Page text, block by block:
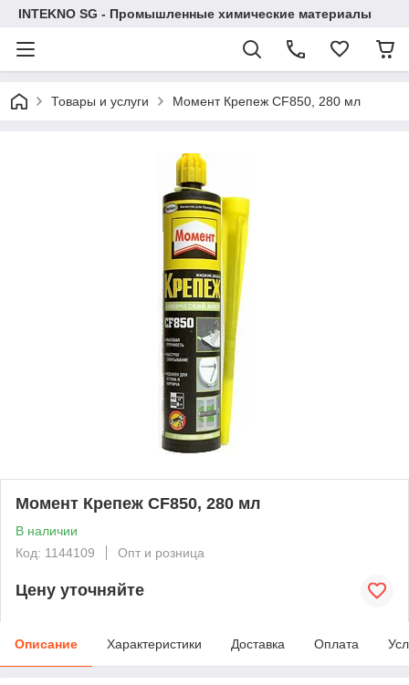
INTEKNO SG - Промышленные химические материалы
Товары и услуги Момент Крепеж CF850, 280 мл
Момент Крепеж CF850, 280 мл
В наличии
Код: 1144109
Опт и розница
Цену уточняйте
Описание Характеристики Доставка Оплата